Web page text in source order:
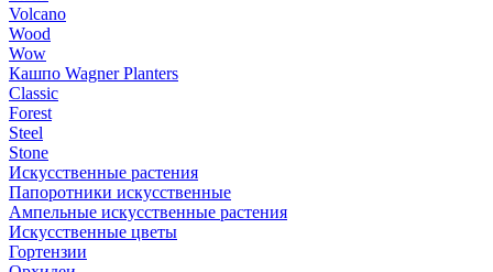
Volcano
Wood
Wow
Кашпо Wagner Planters
Classic
Forest
Steel
Stone
Искусственные растения
Папоротники искусственные
Ампельные искусственные растения
Искусственные цветы
Гортензии